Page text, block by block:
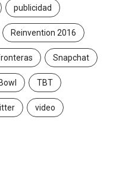
publicidad
Reinvention 2016
Snapchat
TBT
video